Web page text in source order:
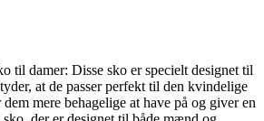
til damer: Disse sko er specielt designet til
at de passer perfekt til den kvindelige
mere behagelige at have på og giver en